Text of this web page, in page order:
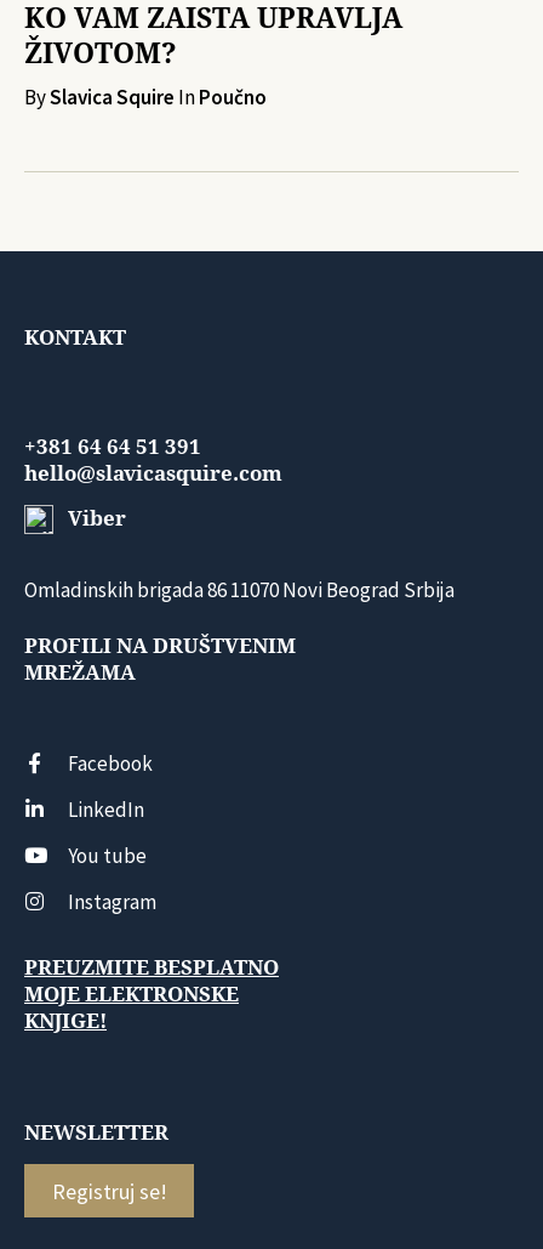
KO VAM ZAISTA UPRAVLJA
ŽIVOTOM?
BySlavica Squire InPoučno
KONTAKT
+381 64 64 51 391
hello@slavicasquire.com
Viber
Omladinskih brigada 86 11070 Novi Beograd Srbija
PROFILI NA DRUŠTVENIM
MREŽAMA
Facebook
LinkedIn
You tube
Instagram
PREUZMITE BESPLATNO
MOJE ELEKTRONSKE
KNJIGE!
NEWSLETTER
Registruj se!